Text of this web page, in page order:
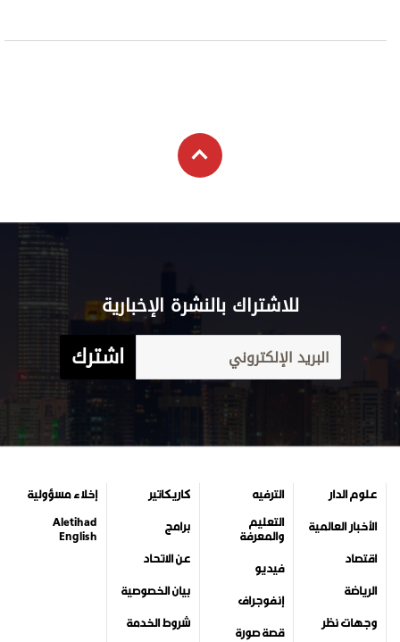
للاشتراك بالنشرة الإخبارية
اشترك
علوم الدار
الأخبار العالمية
اقتصاد
الرياضة
وجهات نظر
الترفيه
التعليم
والمعرفة
فيديو
إنفوجراف
قصة صورة
كاريكاتير
برامج
عن الاتحاد
بيان الخصوصية
شروط الخدمة
إخلاء مسؤولية
Aletihad
English